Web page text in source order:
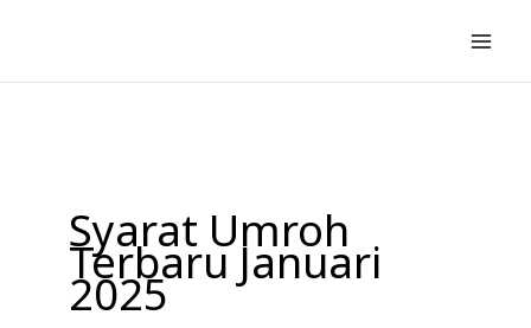
konten
Syarat Umroh
Terbaru Januari
2025